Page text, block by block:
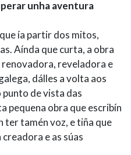
unha aventura
ía partir dos mitos,
Aínda que curta, a obra
reveladora e
dálles a volta aos
de vista das
pequena obra que escribín
ter tamén voz, e tiña que
e as súas